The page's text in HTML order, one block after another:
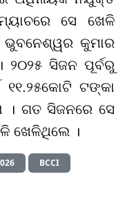
ସେ ଖେଳି
ଭୁବନେଶ୍ୱର କୁମାର
ସିଜନ ପୂର୍ବରୁ
୧୧.୨୫କୋଟି ଟଙ୍କା
ଗତ ସିଜନରେ ସେ
ଖେଳିଥିଲେ ।
BCCI